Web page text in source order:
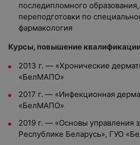
последипломного
переподготовки по
фармакология
Курсы, повышение
2013 г. — «Хронические
«БелМАПО»
2017 г. — «Инфекционная
«БелМАПО»
2019 г. — «Основы управления
Республике Беларусь», ГУО